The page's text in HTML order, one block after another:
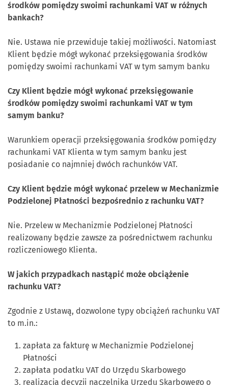
środków pomiędzy swoimi rachunkami VAT w różnych
bankach?
Nie. Ustawa nie przewiduje takiej możliwości. Natomiast
Klient będzie mógł wykonać przeksięgowania środków
pomiędzy swoimi rachunkami VAT w tym samym banku
Czy Klient będzie mógł wykonać przeksięgowanie
środków pomiędzy swoimi rachunkami VAT w tym
samym banku?
Warunkiem operacji przeksięgowania środków pomiędzy
rachunkami VAT Klienta w tym samym banku jest
posiadanie co najmniej dwóch rachunków VAT.
Czy Klient będzie mógł wykonać przelew w Mechanizmie
Podzielonej Płatności bezpośrednio z rachunku VAT?
Nie. Przelew w Mechanizmie Podzielonej Płatności
realizowany będzie zawsze za pośrednictwem rachunku
rozliczeniowego Klienta.
W jakich przypadkach nastąpić może obciążenie
rachunku VAT?
Zgodnie z Ustawą, dozwolone typy obciążeń rachunku VAT
to m.in.:
zapłata za fakturę w Mechanizmie Podzielonej
Płatności
zapłata podatku VAT do Urzędu Skarbowego
realizacja decyzji naczelnika Urzędu Skarbowego o